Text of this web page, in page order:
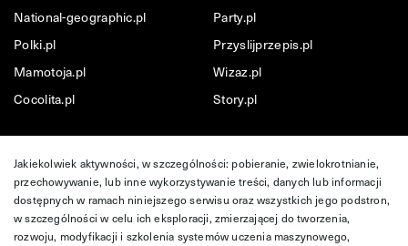
National-geographic.pl
Party.pl
Polki.pl
Przyslijprzepis.pl
Mamotoja.pl
Wizaz.pl
Cocolita.pl
Story.pl
Jakiekolwiek aktywności, w szczególności: pobieranie, zwielokrotnianie,
przechowywanie, lub inne wykorzystywanie treści, danych lub informacji
dostępnych w ramach niniejszego serwisu oraz wszystkich jego podstron,
w szczególności w celu ich eksploracji, zmierzającej do tworzenia,
rozwoju, modyfikacji i szkolenia systemów uczenia maszynowego,